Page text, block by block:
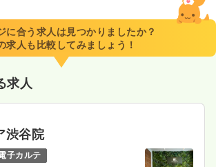
（休憩45分）
当業務未経験可 ブランク可
第二新卒可
ト） 一時募集休止
に合う求人は見つかりましたか？
求人も比較してみましょう！
求人
渋谷院
子カルテ